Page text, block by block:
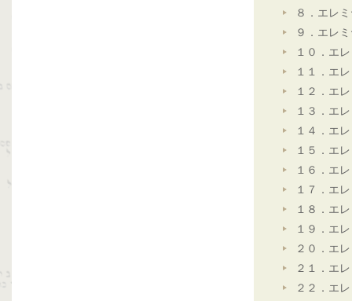
８．エレ
９．エレ
１０．エ
１１．エ
１２．エ
１３．エ
１４．エ
１５．エ
１６．エ
１７．エ
１８．エ
１９．エ
２０．エ
２１．エ
２２．エ